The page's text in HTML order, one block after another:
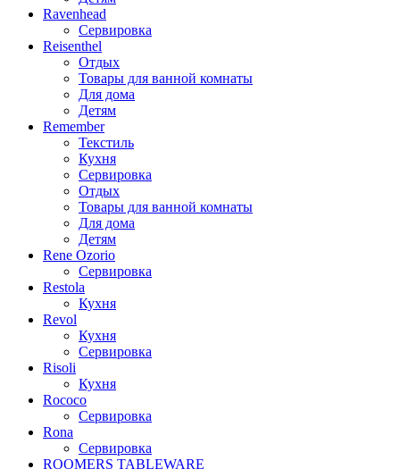
Ravenhead
Сервировка
Reisenthel
Отдых
Товары для ванной комнаты
Для дома
Детям
Remember
Текстиль
Кухня
Сервировка
Отдых
Товары для ванной комнаты
Для дома
Детям
Rene Ozorio
Сервировка
Restola
Кухня
Revol
Кухня
Сервировка
Risoli
Кухня
Rococo
Сервировка
Rona
Сервировка
ROOMERS TABLEWARE